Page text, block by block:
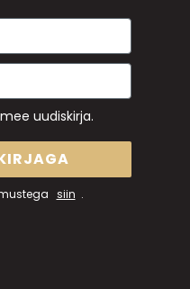
uudiskirja.
siin .